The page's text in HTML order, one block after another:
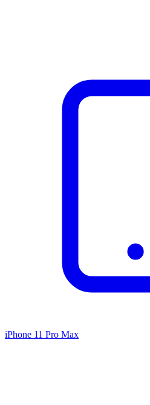
iPhone 11 Pro Max